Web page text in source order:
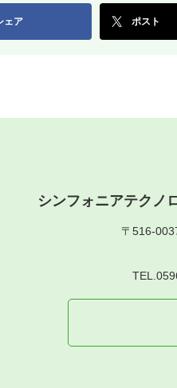
ェア ポスト
シンフォニアテクノ
〒516-